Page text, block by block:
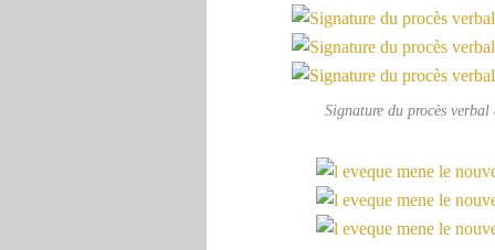
Signature du procès